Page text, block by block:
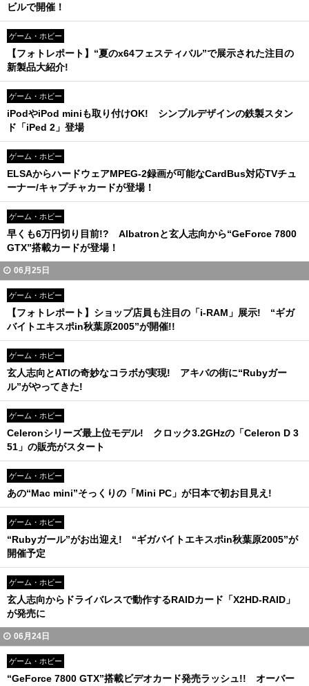
ビルで開催！
ゲーム・ホビー
【フォトレポート】“夏のx64フェスティバル”で展示された注目の
新製品大紹介!
ゲーム・ホビー
iPodやiPod miniも取り付けOK! シンプルデザインの鉄製スタン
ド「iPed 2」登場
ゲーム・ホビー
ELSAからハードウェアMPEG-2録画が可能なCardBus対応TVチュ
ーナー/キャプチャカードが登場！
ゲーム・ホビー
早くも6万円切り目前!? Albatronと玄人志向から“GeForce 7800
GTX”搭載カードが登場！
06月25日
ゲーム・ホビー
【フォトレポート】ショップ店員も注目の「i-RAM」展示! “ギガ
バイトエキスポin秋葉原2005”が開催!!
ゲーム・ホビー
玄人志向とATIの奇妙なコラボが実現! アキバの街に“Rubyガー
ル”がやってきた!
ゲーム・ホビー
Celeronシリーズ最上位モデル! クロック3.2GHzの「Celeron D 3
51」の販売がスタート
ゲーム・ホビー
あの“Mac mini”そっくりの「Mini PC」が日本で初お目見え!
ゲーム・ホビー
“Rubyガール”がお出迎え! “ギガバイトエキスポin秋葉原2005”が
開催予定
ゲーム・ホビー
玄人志向からドライバレスで動作するRAIDカード「X2HD-RAID」
が発売に
06月24日
ゲーム・ホビー
“GeForce 7800 GTX”搭載ビデオカード発売ラッシュ!! オーバー